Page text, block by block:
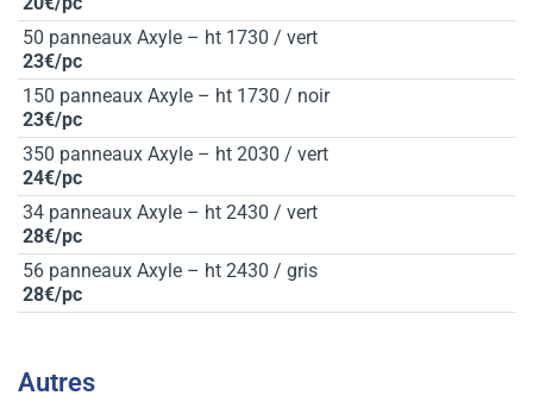
50 panneaux Axyle – ht 1730 / vert
23€/pc
150 panneaux Axyle – ht 1730 / noir
23€/pc
350 panneaux Axyle – ht 2030 / vert
24€/pc
34 panneaux Axyle – ht 2430 / vert
28€/pc
56 panneaux Axyle – ht 2430 / gris
28€/pc
Autres